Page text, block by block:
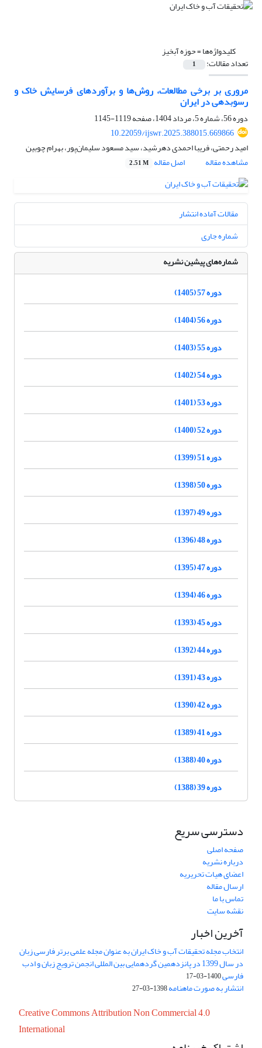
کلیدواژه‌ها =حوزه آبخیز
تعداد مقالات: 1
مروری بر برخی مطالعات، روش‌ها و برآوردهای فرسایش خاک و
رسوبدهی در ایران
دوره 56، شماره 5، مرداد 1404، صفحه
1119-1145
10.22059/ijswr.2025.388015.669866
امید رحمتی، فریبا احمدی دهرشید، سید مسعود سلیمان‌پور، بهرام چوبین
مشاهده مقاله
اصل مقاله 2.51 M
مقالات آماده انتشار
شماره جاری
شماره‌های پیشین نشریه
دوره 57 (1405)
دوره 56 (1404)
دوره 55 (1403)
دوره 54 (1402)
دوره 53 (1401)
دوره 52 (1400)
دوره 51 (1399)
دوره 50 (1398)
دوره 49 (1397)
دوره 48 (1396)
دوره 47 (1395)
دوره 46 (1394)
دوره 45 (1393)
دوره 44 (1392)
دوره 43 (1391)
دوره 42 (1390)
دوره 41 (1389)
دوره 40 (1388)
دوره 39 (1388)
دسترسی سریع
صفحه اصلی
درباره نشریه
اعضای هیات تحریریه
ارسال مقاله
تماس با ما
نقشه سایت
آخرین اخبار
انتخاب مجله تحقیقات آب و خاک ایران به عنوان مجله علمی برتر فارسی زبان
در سال 1399 در پانزدهمین گردهمایی بین المللی انجمن ترویج زبان و ادب
فارسی1400-03-17
انتشار به صورت ماهنامه1398-03-27
Creative Commons Attribution Non Commercial 4.0
International